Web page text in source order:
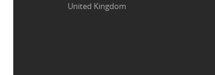
United Kingdom